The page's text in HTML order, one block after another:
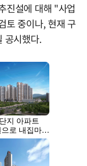
진설에 대해 "사업
토 중이나, 현재 구
공시했다.